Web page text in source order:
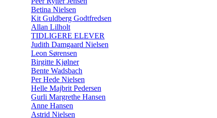
Betina Nielsen
Kit Guldberg Godtfredsen
Allan Lilholt
TIDLIGERE ELEVER
Judith Damgaard Nielsen
Leon Sørensen
Birgitte Kjølner
Bente Wadsbach
Per Hede Nielsen
Helle Majbrit Pedersen
Gurli Margrethe Hansen
Anne Hansen
Astrid Nielsen